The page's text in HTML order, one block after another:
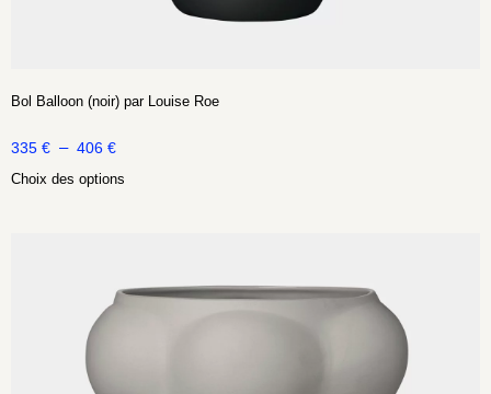
Bol Balloon (noir) par Louise Roe
335 € – 406 €
Choix des options